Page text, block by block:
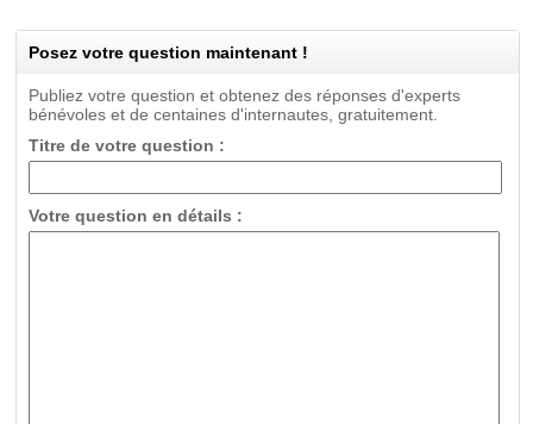
Posez votre question maintenant !
Publiez votre question et obtenez des réponses d'experts
bénévoles et de centaines d'internautes, gratuitement.
Titre de votre question :
Votre question en détails :